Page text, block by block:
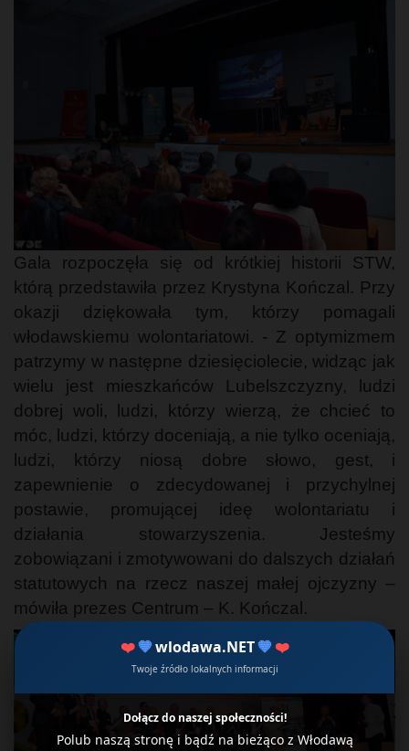
❤️ 💙wlodawa.NET 💙❤️
Twoje źródło lokalnych informacji
Dołącz do naszej społeczności!
Polub naszą stronę i bądź na bieżąco z Włodawą
Gala rozpoczęła się od krótkiej historii STW,
którą przedstawiła przez Krystyna Kończal. Przy
okazji dziękowała tym, którzy pomagali
włodawskiemu wolontariatowi. - Z optymizmem
patrzymy w następne dziesięciolecie, widząc jak
wielu jest mieszkańców Lubelszczyzny, ludzi
dobrej woli, ludzi, którzy wierzą, że chcieć to
móc, ludzi, którzy doceniają, a nie tylko oceniają,
ludzi, którzy niosą dobre słowo, gest, i
zapewnienie o zdecydowanej i przychylnej
postawie, promującej ideę wolontariatu i
działania stowarzyszenia. Jesteśmy
zobowiązani i zmotywowani do dalszych działań
statutowych na rzecz naszej małej ojczyzny –
mówiła prezes Centrum – K. Kończal.